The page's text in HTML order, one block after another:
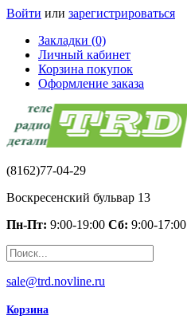
Войти или зарегистрироваться
Закладки (0)
Личный кабинет
Корзина покупок
Оформление заказа
(8162)77-04-29
Воскресенский бульвар 13
Пн-Пт: 9:00-19:00 Сб: 9:00-17:00
sale@trd.novline.ru
Корзина